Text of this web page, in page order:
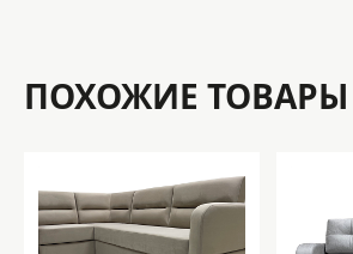
ПОХОЖИЕ ТОВАРЫ